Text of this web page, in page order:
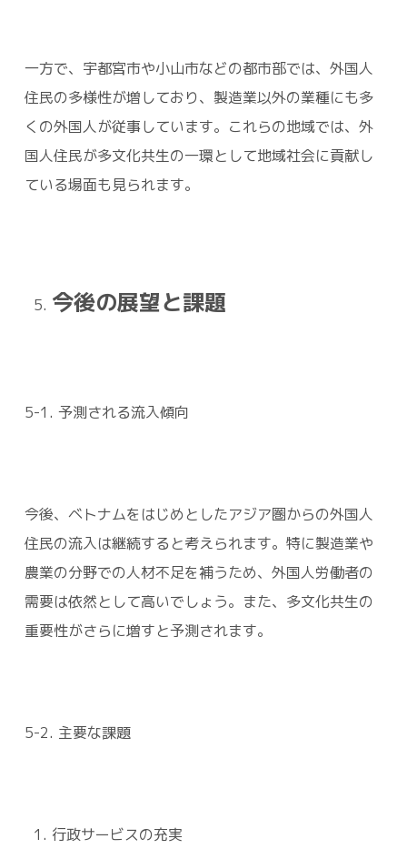
一方で、宇都宮市や小山市などの都市部では、外国人
住民の多様性が増しており、製造業以外の業種にも多
くの外国人が従事しています。これらの地域では、外
国人住民が多文化共生の一環として地域社会に貢献し
ている場面も見られます。
今後の展望と課題
5-1. 予測される流入傾向
今後、ベトナムをはじめとしたアジア圏からの外国人
住民の流入は継続すると考えられます。特に製造業や
農業の分野での人材不足を補うため、外国人労働者の
需要は依然として高いでしょう。また、多文化共生の
重要性がさらに増すと予測されます。
5-2. 主要な課題
行政サービスの充実